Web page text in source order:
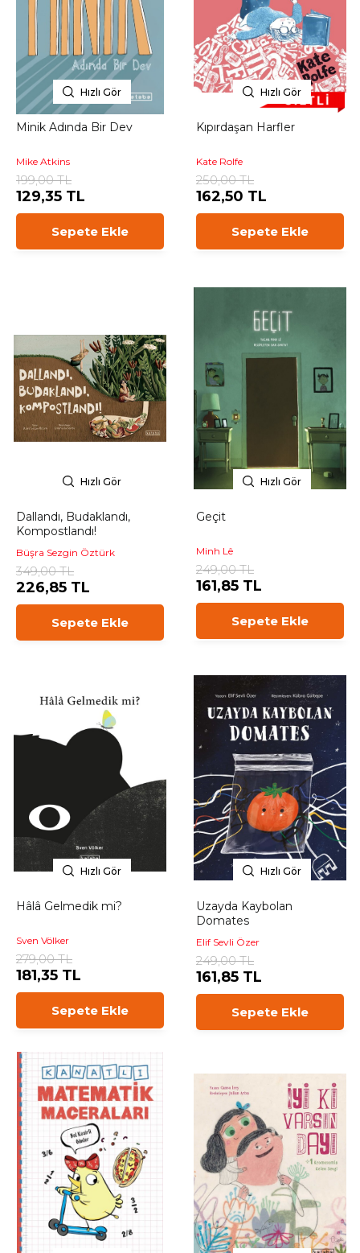
Hızlı Gör
Minik Adında Bir Dev
Mike Atkins
199,00 TL
129,35 TL
Sepete Ekle
Hızlı Gör
Kıpırdaşan Harfler
Kate Rolfe
250,00 TL
162,50 TL
Sepete Ekle
Hızlı Gör
Dallandı, Budaklandı,
Kompostlandı!
Büşra Sezgin Öztürk
349,00 TL
226,85 TL
Sepete Ekle
Hızlı Gör
Geçit
Minh Lê
249,00 TL
161,85 TL
Sepete Ekle
Hızlı Gör
Hâlâ Gelmedik mi?
Sven Völker
279,00 TL
181,35 TL
Sepete Ekle
Hızlı Gör
Uzayda Kaybolan
Domates
Elif Sevli Özer
249,00 TL
161,85 TL
Sepete Ekle